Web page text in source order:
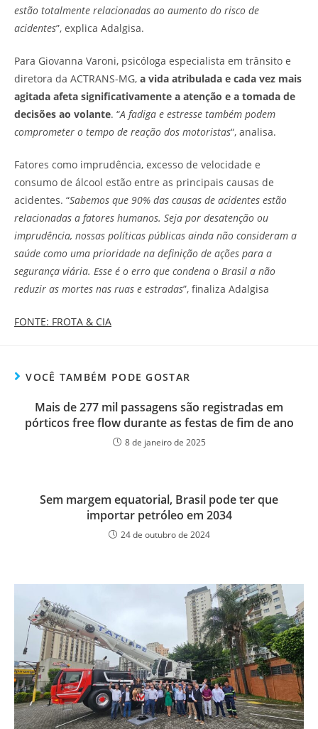
estão totalmente relacionadas ao aumento do risco de
acidentes”, explica Adalgisa.
Para Giovanna Varoni, psicóloga especialista em trânsito e
diretora da ACTRANS-MG, a vida atribulada e cada vez mais
agitada afeta significativamente a atenção e a tomada de
decisões ao volante. “A fadiga e estresse também podem
comprometer o tempo de reação dos motoristas“, analisa.
Fatores como imprudência, excesso de velocidade e
consumo de álcool estão entre as principais causas de
acidentes. “Sabemos que 90% das causas de acidentes estão
relacionadas a fatores humanos. Seja por desatenção ou
imprudência, nossas políticas públicas ainda não consideram a
saúde como uma prioridade na definição de ações para a
segurança viária. Esse é o erro que condena o Brasil a não
reduzir as mortes nas ruas e estradas”, finaliza Adalgisa
FONTE: FROTA & CIA
VOCÊ TAMBÉM PODE GOSTAR
Mais de 277 mil passagens são registradas em
pórticos free flow durante as festas de fim de ano
8 de janeiro de 2025
Sem margem equatorial, Brasil pode ter que
importar petróleo em 2034
24 de outubro de 2024